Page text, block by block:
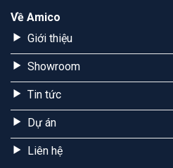
Về Amico
Giới thiệu
Showroom
Tin tức
Dự án
Liên hệ